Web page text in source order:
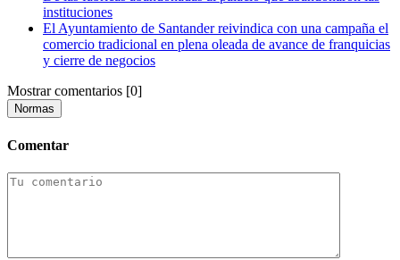
instituciones
El Ayuntamiento de Santander reivindica con una campaña el
comercio tradicional en plena oleada de avance de franquicias
y cierre de negocios
Mostrar comentarios [0]
Normas
Comentar